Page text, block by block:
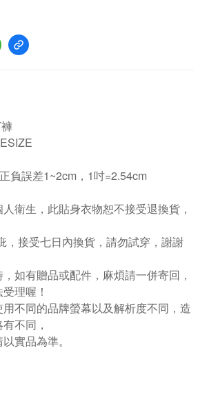
負誤差1~2cm，1吋=2.54cm
衛生，此貼身衣物恕不接受退換貨，
，接受七日內換貨，請勿試穿，謝謝
如有贈品或配件，麻煩請一併寄回，
理喔！
不同的品牌螢幕以及解析度不同，造
不同，
實品為準。